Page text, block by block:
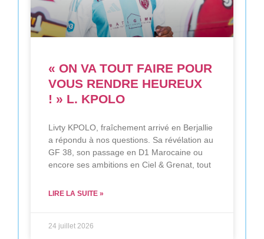
« ON VA TOUT FAIRE POUR
VOUS RENDRE HEUREUX
! » L. KPOLO
Livty KPOLO, fraîchement arrivé en Berjallie
a répondu à nos questions. Sa révélation au
GF 38, son passage en D1 Marocaine ou
encore ses ambitions en Ciel & Grenat, tout
LIRE LA SUITE »
24 juillet 2026